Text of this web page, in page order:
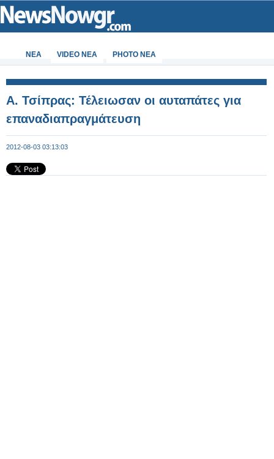
ΝΕΑ VIDEO NEA PHOTO NEA
Α. Τσίπρας: Τέλειωσαν οι αυταπάτες για
επαναδιαπραγμάτευση
2012-08-03 03:13:03